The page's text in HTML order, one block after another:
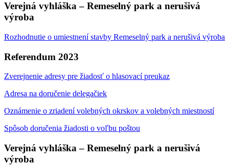
Verejná vyhláška – Remeselný park a nerušivá
výroba
Rozhodnutie o umiestnení stavby Remeselný park a nerušivá výroba
Referendum 2023
Zverejnenie adresy pre žiadosť o hlasovací preukaz
Adresa na doručenie delegačiek
Oznámenie o zriadení volebných okrskov a volebných miestností
Spôsob doručenia žiadosti o voľbu poštou
Verejná vyhláška – Remeselný park a nerušivá
výroba